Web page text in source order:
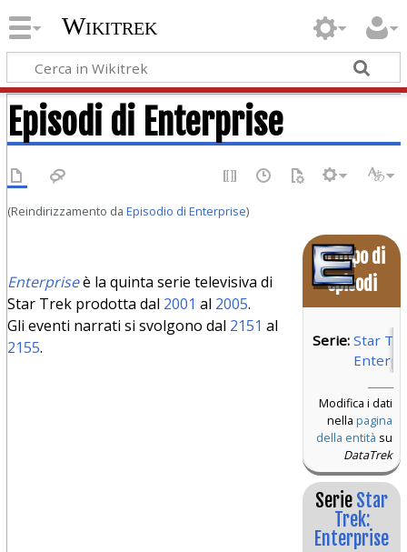
Wikitrek
Episodi di Enterprise
(Reindirizzamento da Episodio di Enterprise)
Gruppo di
episodi
Serie: Star
Modifica i dati
nella pagina
della entità su
DataTrek
Serie Star
Trek:
Enterprise
Enterpriseè la quinta serie televisiva di
Star Trek prodotta dal 2001 al 2005.
Gli eventi narrati si svolgono dal 2151 al
2155.